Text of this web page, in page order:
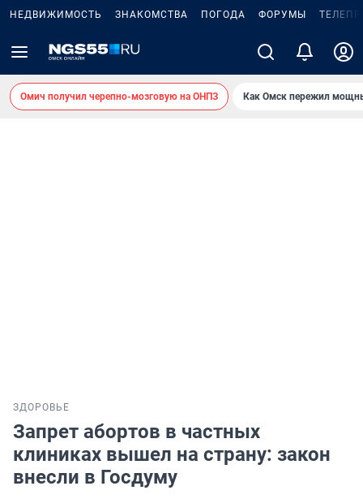
НЕДВИЖИМОСТЬ ЗНАКОМСТВА ПОГОДА ФОРУМЫ
Омич получил черепно-мозговую на ОНПЗ Как Омск пережил
ЗДОРОВЬЕ
Запрет абортов в частных
клиниках вышел на страну: закон
внесли в Госдуму